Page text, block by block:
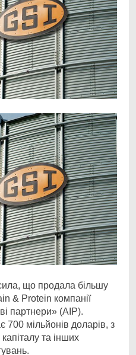
що продала більшу
& Protein компанії
партнери» (AIP).
700 мільйонів доларів, з
та інших